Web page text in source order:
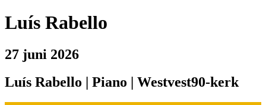
Luís Rabello
27 juni 2026
Luís Rabello | Piano | Westvest90-kerk